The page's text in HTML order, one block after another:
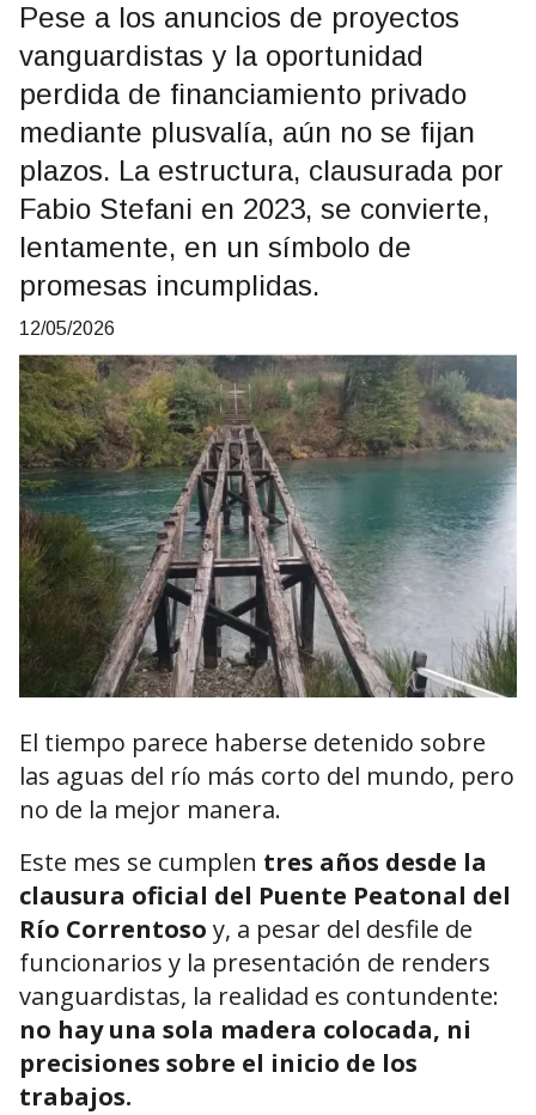
Pese a los anuncios de proyectos
vanguardistas y la oportunidad
perdida de financiamiento privado
mediante plusvalía, aún no se fijan
plazos. La estructura, clausurada por
Fabio Stefani en 2023, se convierte,
lentamente, en un símbolo de
promesas incumplidas.
12/05/2026
El tiempo parece haberse detenido sobre
las aguas del río más corto del mundo, pero
no de la mejor manera.
Este mes se cumplen tres años desde la
clausura oficial del Puente Peatonal del
Río Correntoso y, a pesar del desfile de
funcionarios y la presentación de renders
vanguardistas, la realidad es contundente:
no hay una sola madera colocada, ni
precisiones sobre el inicio de los
trabajos.